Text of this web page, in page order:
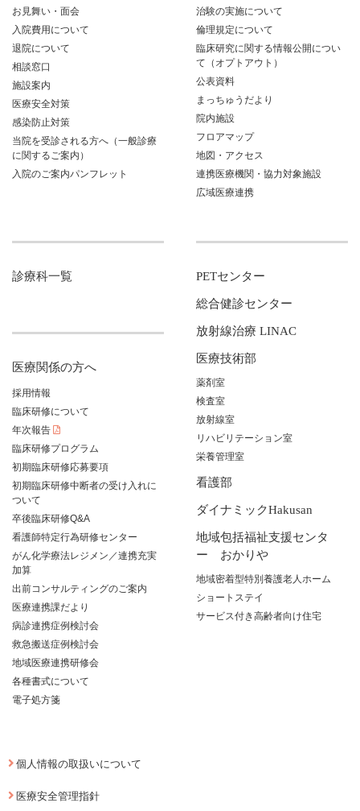
お見舞い・面会
入院費用について
退院について
相談窓口
施設案内
医療安全対策
感染防止対策
当院を受診される方へ（一般診療
に関するご案内）
入院のご案内パンフレット
治験の実施について
倫理規定について
臨床研究に関する情報公開につい
て（オプトアウト）
公表資料
まっちゅうだより
院内施設
フロアマップ
地図・アクセス
連携医療機関・協力対象施設
広域医療連携
診療科一覧
医療関係の方へ
採用情報
臨床研修について
年次報告
臨床研修プログラム
初期臨床研修応募要項
初期臨床研修中断者の受け入れに
ついて
卒後臨床研修Q&A
看護師特定行為研修センター
がん化学療法レジメン／連携充実
加算
出前コンサルティングのご案内
医療連携課だより
病診連携症例検討会
救急搬送症例検討会
地域医療連携研修会
各種書式について
電子処方箋
PETセンター
総合健診センター
放射線治療 LINAC
医療技術部
薬剤室
検査室
放射線室
リハビリテーション室
栄養管理室
看護部
ダイナミックHakusan
地域包括福祉支援センタ
ー おかりや
地域密着型特別養護老人ホーム
ショートステイ
サービス付き高齢者向け住宅
個人情報の取扱いについて
医療安全管理指針